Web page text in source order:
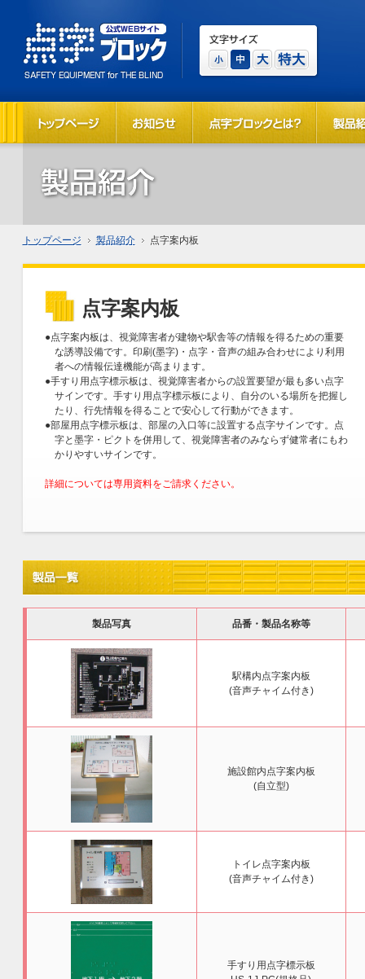
トップページ 製品紹介 点字案内板
点字案内板
●点字案内板は、視覚障害者が建物や駅舎等の情報を得るための重要
な誘導設備です。印刷(墨字)・点字・音声の組み合わせにより利用
者への情報伝達機能が高まります。
●手すり用点字標示板は、視覚障害者からの設置要望が最も多い点字
サインです。手すり用点字標示板により、自分のいる場所を把握し
たり、行先情報を得ることで安心して行動ができます。
●部屋用点字標示板は、部屋の入口等に設置する点字サインです。点
字と墨字・ピクトを併用して、視覚障害者のみならず健常者にもわ
かりやすいサインです。
詳細については専用資料をご請求ください。
製品写真 品番・製品名称等
駅構内点字案内板
(音声チャイム付き)
施設館内点字案内板
(自立型)
トイレ点字案内板
(音声チャイム付き)
手すり用点字標示板